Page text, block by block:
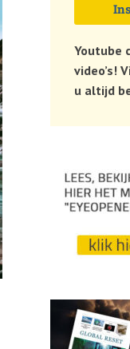
Youtube
video’s!
u altijd